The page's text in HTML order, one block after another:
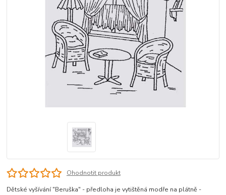
Ohodnotit produkt
Dětské vyšívání "Beruška" - předloha je vytištěná modře na plátně -